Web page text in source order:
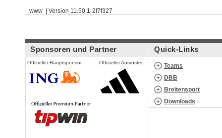
www | Version 11.50.1-2f7f327
Sponsoren und Partner
Offizieller Hauptsponsor Offizieller Ausrüster
Quick-Links
Teams
DBB
Breitensport
Downloads